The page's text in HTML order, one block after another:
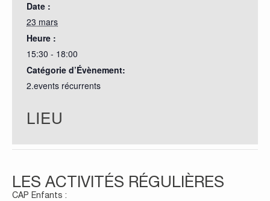
Date :
23 mars
Heure :
15:30 - 18:00
Catégorie d’Évènement:
2.events récurrents
LIEU
LES ACTIVITÉS RÉGULIÈRES
CAP Enfants :